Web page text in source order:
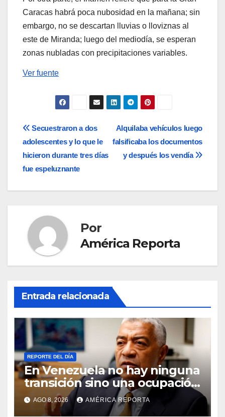
Caracas habrá poca nubosidad en la mañana; sin
embargo, no se descartan lluvias o lloviznas al
este de Miranda; luego del mediodía, se esperan
zonas nubladas con precipitaciones variables.
Ver fuente
Navegación
de
entradas
Alquilaba vehículos luego
falsificaba los documentos
y después los vendía
Secuestraron a dos
adolescentes y lo que le
hicieron durante tres días
fue espeluznante
Por
América Reporta
Entrada relacionada
REPORTE DEL DÍA
En Venezuela no hay ninguna
transición sino una ocupación
a la fuerza
AGO 8, 2026 AMÉRICA REPORTA